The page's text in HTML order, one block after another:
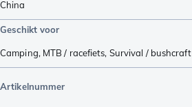
China
Geschikt voor
Camping, MTB / racefiets, Survival / bushcraft
Artikelnummer